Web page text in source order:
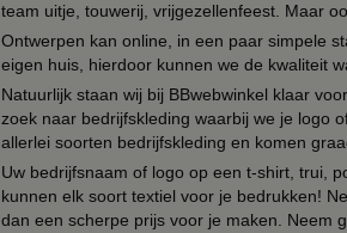
team uitje, touwerij, vrijgezellenfeest. Maar
Ontwerpen kan online, in een paar simpele
eigen huis, hierdoor kunnen we de kwaliteit
Natuurlijk staan wij bij BBwebwinkel klaar
zoek naar bedrijfskleding waarbij we je logo
allerlei soorten bedrijfskleding en komen
Uw bedrijfsnaam of logo op een t-shirt, trui,
kunnen elk soort textiel voor je bedrukken!
dan een scherpe prijs voor je maken. Neem